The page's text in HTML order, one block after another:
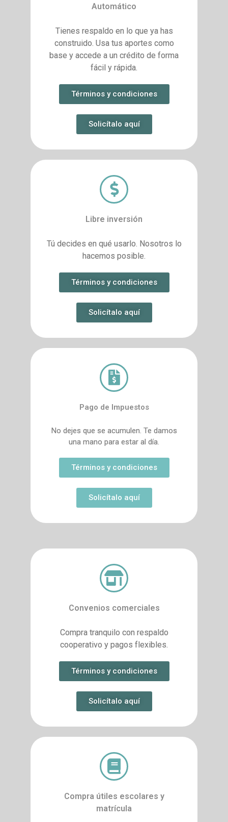
Automático
Tienes respaldo en lo que ya has
construido. Usa tus aportes como
base y accede a un crédito de forma
fácil y rápida.
Términos y condiciones
Solicítalo aquí
Libre inversión
Tú decides en qué usarlo. Nosotros lo
hacemos posible.
Términos y condiciones
Solicítalo aquí
Pago de Impuestos
No dejes que se acumulen. Te damos
una mano para estar al día.
Términos y condiciones
Solicítalo aquí
Convenios comerciales
Compra tranquilo con respaldo
cooperativo y pagos flexibles.
Términos y condiciones
Solicítalo aquí
Compra útiles escolares y
matrícula